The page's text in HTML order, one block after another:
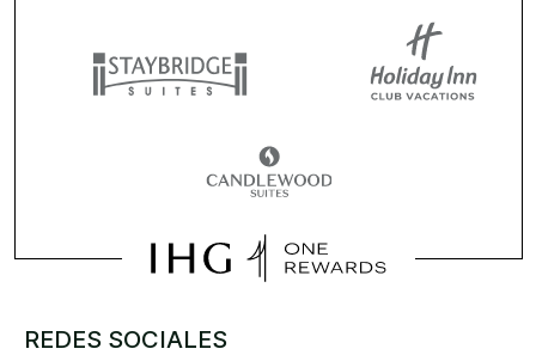
REDES SOCIALES